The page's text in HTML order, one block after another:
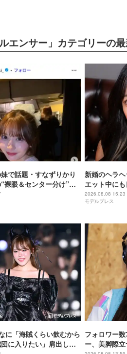
ルエンサー」カテゴリーの
で話題・すなずりかり
裸眼＆センター分け”で
可愛すぎて衝撃」「美
新婚のヘラ
エット中に
ぜるだけ”ヘ
ないの嬉しす
2026.08.08 15:23
モデルプレス
に「海賊くらい飲むから
に入りたい」肩出しコ
フォロワー
ー、美脚際